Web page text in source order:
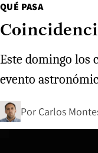
QUÉ PASA
Este domingo los
evento
Por Carlos